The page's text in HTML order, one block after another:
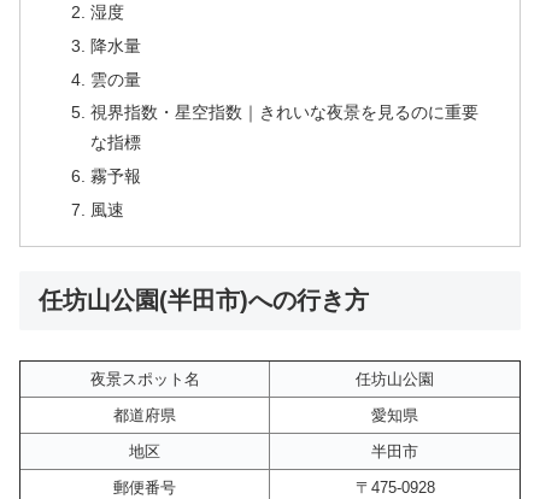
湿度
降水量
雲の量
視界指数・星空指数｜きれいな夜景を見るのに重要
な指標
霧予報
風速
任坊山公園(半田市)への行き方
夜景スポット名
任坊山公園
都道府県
愛知県
地区
半田市
郵便番号
〒475-0928